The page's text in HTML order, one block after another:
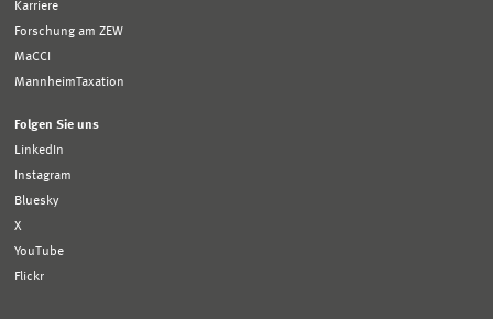
Karriere
Forschung am ZEW
MaCCI
MannheimTaxation
Folgen Sie uns
LinkedIn
Instagram
Bluesky
X
YouTube
Flickr